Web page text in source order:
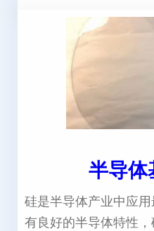
半导体
硅是半导体产业中应
有良好的半导体特性